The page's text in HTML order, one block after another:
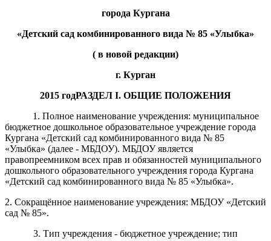
города Кургана
«Детский сад комбинированного вида № 85 «Улыбка»
( в новой редакции)
г. Курган
2015 годРАЗДЕЛ I. ОБЩИЕ ПОЛОЖЕНИЯ
1. Полное наименование учреждения: муниципальное
бюджетное дошкольное образовательное учреждение города
Кургана «Детский сад комбинированного вида № 85
«Улыбка» (далее - МБДОУ). МБДОУявляется
правопреемником всех прав и обязанностей муниципального
дошкольного образовательного учреждения города Кургана
«Детский сад комбинированного вида № 85 «Улыбка».
2. Сокращённое наименование учреждения: МБДОУ «Детский
сад № 85».
3. Тип учреждения - бюджетное учреждение; тип